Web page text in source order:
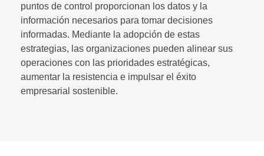
puntos de control proporcionan los datos y la
información necesarios para tomar decisiones
informadas. Mediante la adopción de estas
estrategias, las organizaciones pueden alinear sus
operaciones con las prioridades estratégicas,
aumentar la resistencia e impulsar el éxito
empresarial sostenible.